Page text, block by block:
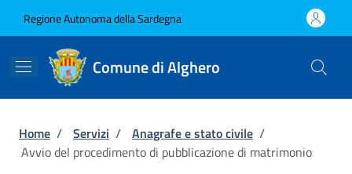
Regione Autonoma della Sardegna
Comune di Alghero
Briciole di pane
Home / Servizi / Anagrafe e stato civile /
Avvio del procedimento di pubblicazione di matrimonio